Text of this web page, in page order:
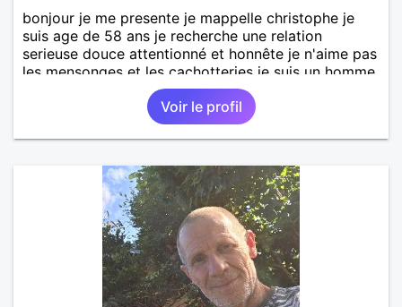
bonjour je me presente je mappelle christophe je
suis age de 58 ans je recherche une relation
serieuse douce attentionné et honnête je n'aime pas
les mensonges et les cachotteries je suis un homme
sensible doux câlin et franc. PS je n'habite pas à
Marseille mes fans de l'équipe de l'OM je suis du
département de la Nièvre 58
Voir le profil